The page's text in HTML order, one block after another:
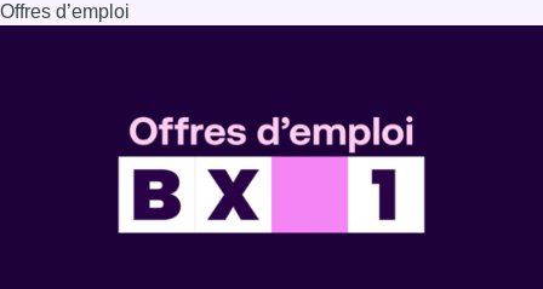
Offres d’emploi